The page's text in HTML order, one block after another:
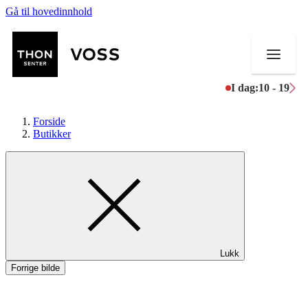
Gå til hovedinnhold
I dag:10 - 19
Mat og drikke
Aktiviteter
Forside
Butikker
Lukk
Forrige bilde